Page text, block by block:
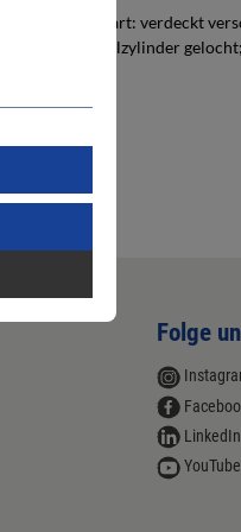
Befestigungsart: verdeckt
Profilzylinder
Folge
LinkedIn
YouTube